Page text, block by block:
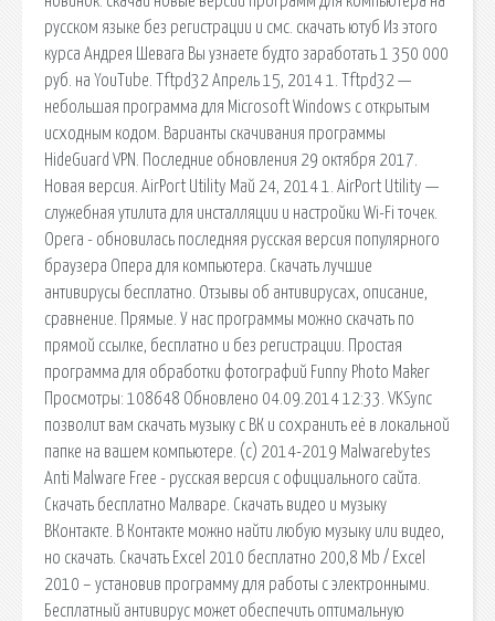
русском языке без регистрации и смс. скачать ютуб Из этого
курса Андрея Шевага Вы узнаете будто заработать 1 350 000
руб. на YouTube. Tftpd32 Апрель 15, 2014 1. Tftpd32 —
небольшая программа для Microsoft Windows с открытым
исходным кодом. Варианты скачивания программы
HideGuard VPN. Последние обновления 29 октября 2017.
Новая версия. AirPort Utility Май 24, 2014 1. AirPort Utility —
служебная утилита для инсталляции и настройки Wi-Fi точек.
Opera - обновилась последняя русская версия популярного
браузера Опера для компьютера. Скачать лучшие
антивирусы бесплатно. Отзывы об антивирусах, описание,
сравнение. Прямые. У нас программы можно скачать по
прямой ссылке, бесплатно и без регистрации. Простая
программа для обработки фотографий Funny Photo Maker
Просмотры: 108648 Обновлено 04.09.2014 12:33. VKSync
позволит вам скачать музыку с ВК и сохранить её в локальной
папке на вашем компьютере. (с) 2014-2019 Malwarebytes
Anti Malware Free - русская версия с официального сайта.
Скачать бесплатно Малваре. Скачать видео и музыку
ВКонтакте. В Контакте можно найти любую музыку или видео,
но скачать. Скачать Excel 2010 бесплатно 200,8 Mb / Excel
2010 – установив программу для работы с электронными.
Бесплатный антивирус может обеспечить оптимальную